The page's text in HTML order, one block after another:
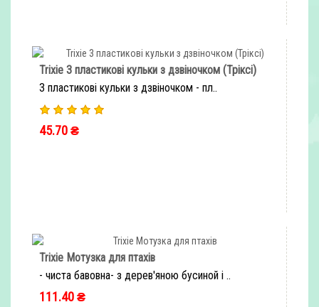
Trixie 3 пластикові кульки з дзвіночком (Тріксі)
3 пластикові кульки з дзвіночком - пл..
45.70 ₴
Trixie Мотузка для птахів
- чиста бавовна- з дерев'яною бусиной і ..
111.40 ₴